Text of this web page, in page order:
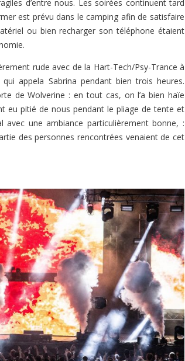
d’entre nous. Les soirées continuent tard
est prévu dans le camping afin de satisfaire
ou bien recharger son téléphone étaient
rude avec de la Hart-Tech/Psy-Trance à
appela Sabrina pendant bien trois heures.
de Wolverine : en tout cas, on l’a bien haïe
eu pitié de nous pendant le pliage de tente et
une ambiance particulièrement bonne, :
des personnes rencontrées venaient de cet